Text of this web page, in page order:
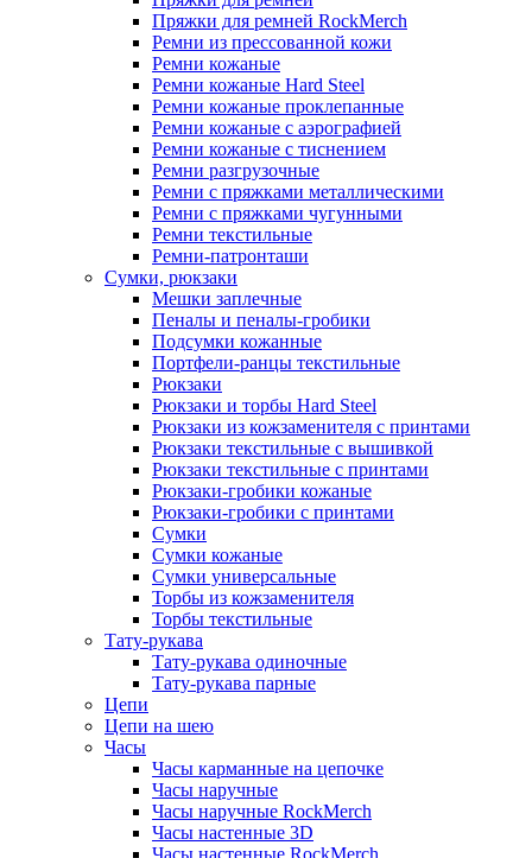
Пряжки для ремней RockMerch
Ремни из прессованной кожи
Ремни кожаные
Ремни кожаные Hard Steel
Ремни кожаные проклепанные
Ремни кожаные с аэрографией
Ремни кожаные с тиснением
Ремни разгрузочные
Ремни с пряжками металлическими
Ремни с пряжками чугунными
Ремни текстильные
Ремни-патронташи
Сумки, рюкзаки
Мешки заплечные
Пеналы и пеналы-гробики
Подсумки кожанные
Портфели-ранцы текстильные
Рюкзаки
Рюкзаки и торбы Hard Steel
Рюкзаки из кожзаменителя с принтами
Рюкзаки текстильные с вышивкой
Рюкзаки текстильные с принтами
Рюкзаки-гробики кожаные
Рюкзаки-гробики с принтами
Сумки
Сумки кожаные
Сумки универсальные
Торбы из кожзаменителя
Торбы текстильные
Тату-рукава
Тату-рукава одиночные
Тату-рукава парные
Цепи
Цепи на шею
Часы
Часы карманные на цепочке
Часы наручные
Часы наручные RockMerch
Часы настенные 3D
Часы настенные RockMerch